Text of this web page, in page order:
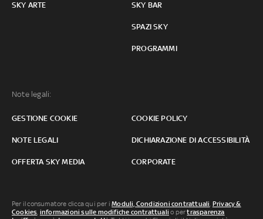
SKY ARTE SKY BAR
SPAZI SKY
PROGRAMMI
Note legali:
GESTIONE COOKIE COOKIE POLICY
NOTE LEGALI DICHIARAZIONE DI ACCESSIBILITÀ
OFFERTA SKY MEDIA CORPORATE
Per il consumatore clicca qui per iModuli, Condizioni contrattuali, Privacy &
Cookies, informazioni sulle modifiche contrattuali o pertrasparenza